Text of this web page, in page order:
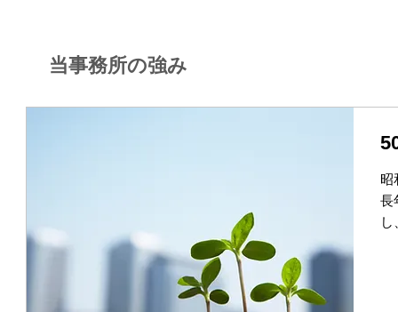
当事務所の強み
昭
長